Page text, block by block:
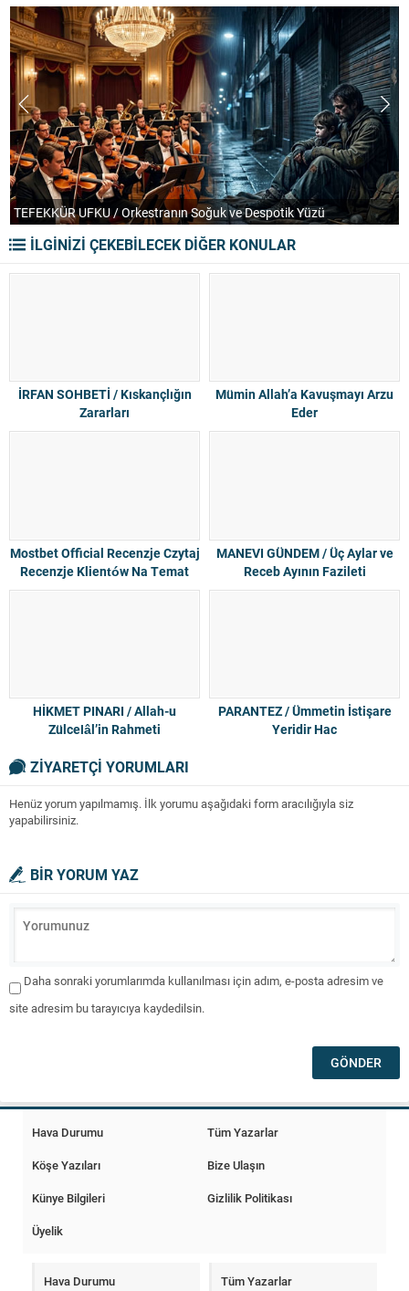
TEFEKKÜR UFKU / Orkestranın Soğuk ve Despotik Yüzü
İLGİNİZİ ÇEKEBİLECEK DİĞER KONULAR
İRFAN SOHBETİ / Kıskançlığın
Zararları
Mümin Allah’a Kavuşmayı Arzu
Eder
Mostbet Official Recenzje Czytaj
Recenzje Klientów Na Temat
Mostbet Com
MANEVI GÜNDEM / Üç Aylar ve
Receb Ayının Fazileti
HİKMET PINARI / Allah-u
Zülcelâl’in Rahmeti
PARANTEZ / Ümmetin İstişare
Yeridir Hac
ZİYARETÇİ YORUMLARI
Henüz yorum yapılmamış. İlk yorumu aşağıdaki form aracılığıyla siz
yapabilirsiniz.
BİR YORUM YAZ
Daha sonraki yorumlarımda kullanılması için adım, e-posta adresim ve
site adresim bu tarayıcıya kaydedilsin.
Hava Durumu
Tüm Yazarlar
Köşe Yazıları
Bize Ulaşın
Künye Bilgileri
Gizlilik Politikası
Üyelik
Hava Durumu Tüm Yazarlar